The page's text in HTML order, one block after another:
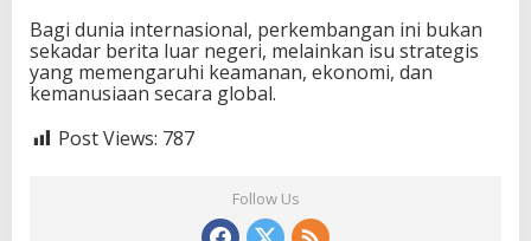
Bagi dunia internasional, perkembangan ini bukan
sekadar berita luar negeri, melainkan isu strategis
yang memengaruhi keamanan, ekonomi, dan
kemanusiaan secara global.
Post Views: 787
Follow Us